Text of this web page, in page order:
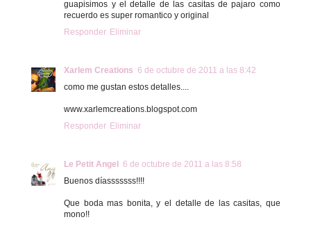
guapisimos y el detalle de las casitas de pajaro como
recuerdo es super romantico y original
Responder Eliminar
Xarlem Creations 6 de octubre de 2011 a las 8:42
como me gustan estos detalles....
www.xarlemcreations.blogspot.com
Responder Eliminar
Le Petit Angel
6 de octubre de 2011 a las 8:58
Buenos díasssssss!!!!
Que boda mas bonita, y el detalle de las casitas, que
mono!!